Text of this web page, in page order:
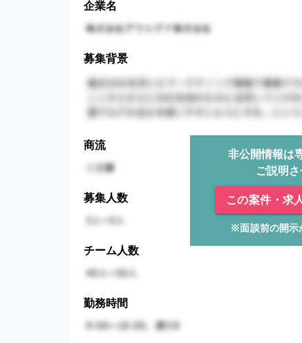
企業名
募集背景
商流
非公開情報は
ご説明
この案件・求
※面談前の開示
募集人数
チーム人数
勤務時間